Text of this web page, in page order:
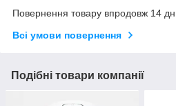
Повернення товару впродовж 14
Всі умови повернення
Подібні товари компанії